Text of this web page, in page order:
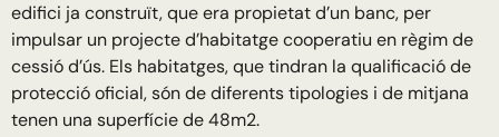
edifici ja construït, que era propietat d’un banc, per
impulsar un projecte d’habitatge cooperatiu en règim de
cessió d’ús. Els habitatges, que tindran la qualificació de
protecció oficial, són de diferents tipologies i de mitjana
tenen una superfície de 48m2.